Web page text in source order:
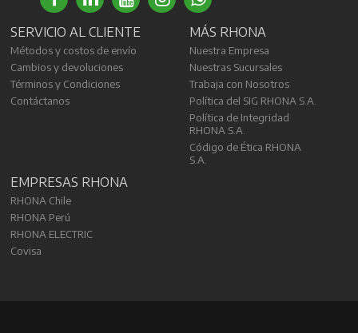
SERVICIO AL CLIENTE
Métodos y costos de envío
Cambios y devoluciones
Términos y Condiciones
Contáctanos
MÁS RHONA
Nuestra Empresa
Nuestras Sucursales
Trabaja con Nosotros
Política del SIG RHONA S.A.
Política de Integridad
RHONA S.A.
Código de Ética RHONA
S.A.
EMPRESAS RHONA
RHONA Chile
RHONA Perú
RHONA ELECTRIC
Covisa